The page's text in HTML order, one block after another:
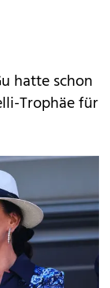
hatte schon
Trophäe für